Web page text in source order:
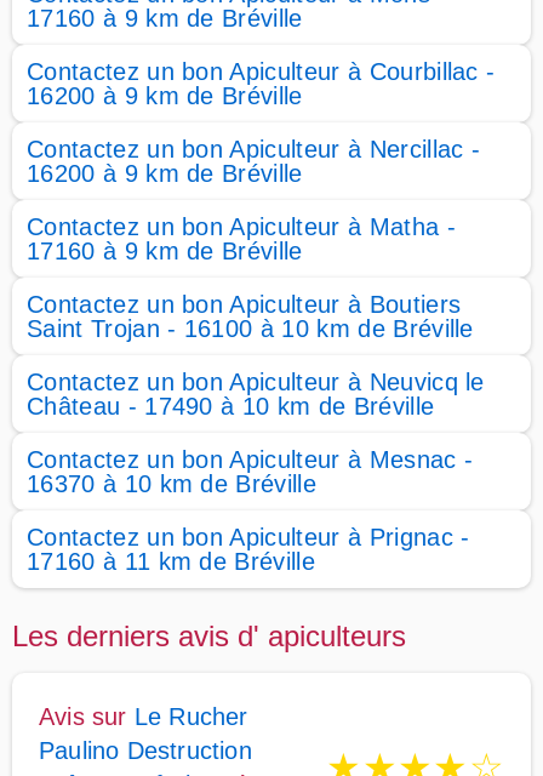
17160 à 9 km de Bréville
Contactez un bon Apiculteur à Courbillac -
16200 à 9 km de Bréville
Contactez un bon Apiculteur à Nercillac -
16200 à 9 km de Bréville
Contactez un bon Apiculteur à Matha -
17160 à 9 km de Bréville
Contactez un bon Apiculteur à Boutiers
Saint Trojan - 16100 à 10 km de Bréville
Contactez un bon Apiculteur à Neuvicq le
Château - 17490 à 10 km de Bréville
Contactez un bon Apiculteur à Mesnac -
16370 à 10 km de Bréville
Contactez un bon Apiculteur à Prignac -
17160 à 11 km de Bréville
Les derniers avis d' apiculteurs
Avis sur Le Rucher
Paulino Destruction